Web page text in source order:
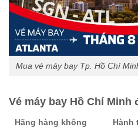
Mua vé máy bay Tp. Hồ Chí
Vé máy bay Hồ Chí Minh
Hãng hàng không Hành